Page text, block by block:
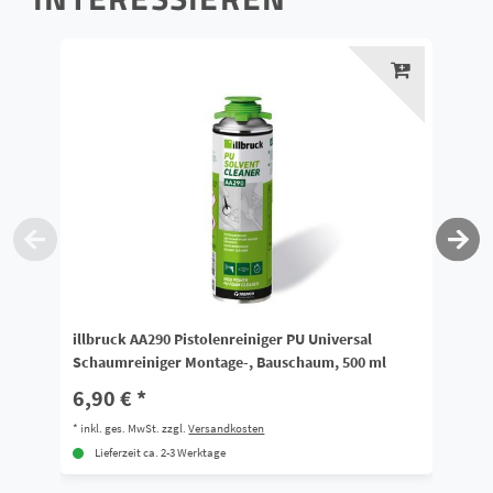
illbruck AA290 Pistolenreiniger PU Universal
Schaumreiniger Montage-, Bauschaum, 500 ml
6,90 € *
*inkl. ges. MwSt. zzgl.Versandkosten
Lieferzeit ca. 2-3 Werktage